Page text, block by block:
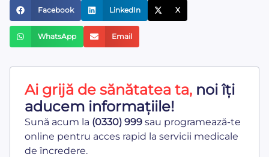
Facebook LinkedIn X
WhatsApp Email
Ai grijă de sănătatea ta, noi îți
aducem informațiile!
Sună acum la (0330) 999 sau programează-te
online pentru acces rapid la servicii medicale
de încredere.